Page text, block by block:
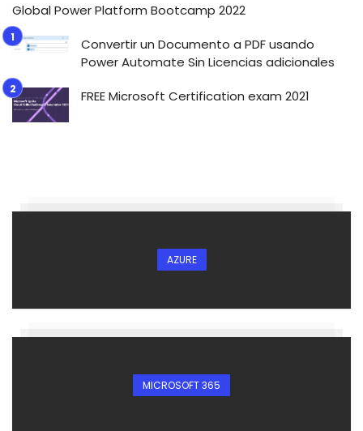
Global Power Platform Bootcamp 2022
Convertir un Documento a PDF usando
Power Automate Sin Licencias adicionales
FREE Microsoft Certification exam 2021
AZURE
MICROSOFT 365